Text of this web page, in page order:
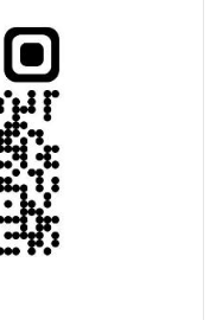
cực kỳ mạnh mẽ đáp
có yêu cầu công
biết đến với bộ vi xử lý
4GB và ổ cứng SSD
trữ mênh mông, chơi
mà chiếc máy này có
kế với đồ họa Intel HD
trò chơi đồ họa cao